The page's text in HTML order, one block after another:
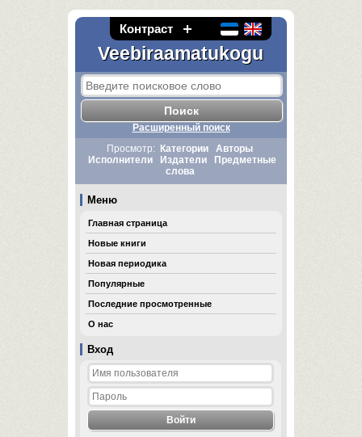
Контраст
Veebiraamatukogu
Вход
Расширенный поиск
Просмотр:
Категории
Авторы
Исполнители
Издатели
Предметные
слова
Меню
Главная страница
Новые книги
Новая периодика
Популярные
Последние просмотренные
О нас